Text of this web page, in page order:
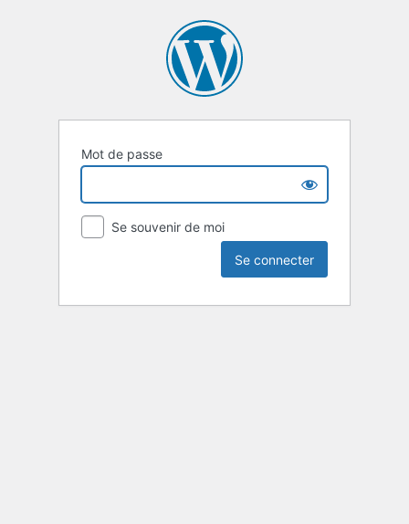
Mot de passe
Se souvenir de moi